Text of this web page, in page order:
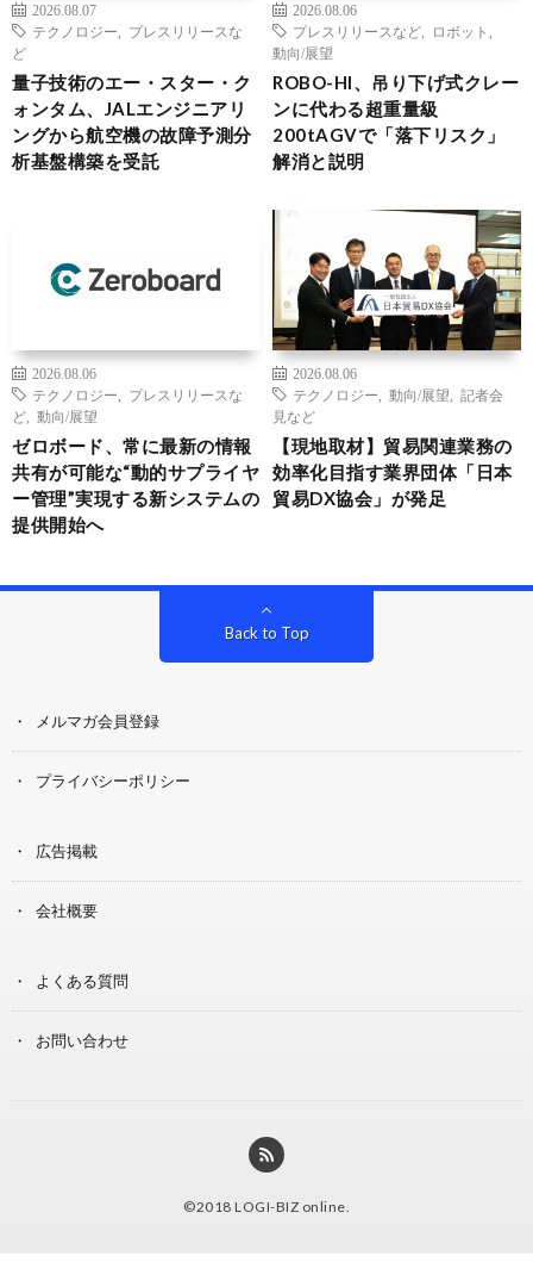
2026.08.07
テクノロジー
プレスリリースな
ど
量子技術のエー・スター・ク
ォンタム、JALエンジニアリ
ングから航空機の故障予測分
析基盤構築を受託
2026.08.06
プレスリリースなど
ロボット
動向/展望
ROBO-HI、吊り下げ式クレー
ンに代わる超重量級
200tAGVで「落下リスク」
解消と説明
2026.08.06
テクノロジー
プレスリリースな
ど
動向/展望
ゼロボード、常に最新の情報
共有が可能な“動的サプライヤ
ー管理”実現する新システムの
提供開始へ
2026.08.06
テクノロジー
動向/展望
記者会
見など
【現地取材】貿易関連業務の
効率化目指す業界団体「日本
貿易DX協会」が発足
Back to Top
メルマガ会員登録
プライバシーポリシー
広告掲載
会社概要
よくある質問
お問い合わせ
©2018 LOGI-BIZ online